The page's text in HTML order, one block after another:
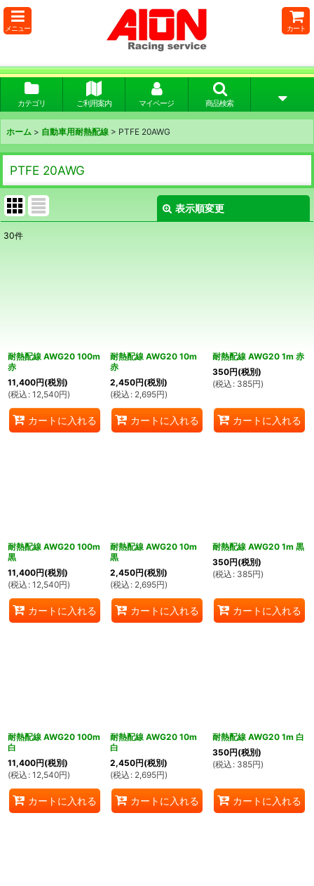
メニュー カート
カテゴリ ご利用案内 マイページ 商品検索
ホーム > 自動車用耐熱配線 > PTFE 20AWG
PTFE 20AWG
表示順変更
30件
耐熱配線 AWG20 100m
赤
11,400円(税別)
(税込 : 12,540円)
カートに入れる
耐熱配線 AWG20 10m
赤
2,450円(税別)
(税込 : 2,695円)
カートに入れる
耐熱配線 AWG20 1m 赤
350円(税別)
(税込 : 385円)
カートに入れる
耐熱配線 AWG20 100m
黒
11,400円(税別)
(税込 : 12,540円)
カートに入れる
耐熱配線 AWG20 10m
黒
2,450円(税別)
(税込 : 2,695円)
カートに入れる
耐熱配線 AWG20 1m 黒
350円(税別)
(税込 : 385円)
カートに入れる
耐熱配線 AWG20 100m
白
11,400円(税別)
(税込 : 12,540円)
カートに入れる
耐熱配線 AWG20 10m
白
2,450円(税別)
(税込 : 2,695円)
カートに入れる
耐熱配線 AWG20 1m 白
350円(税別)
(税込 : 385円)
カートに入れる